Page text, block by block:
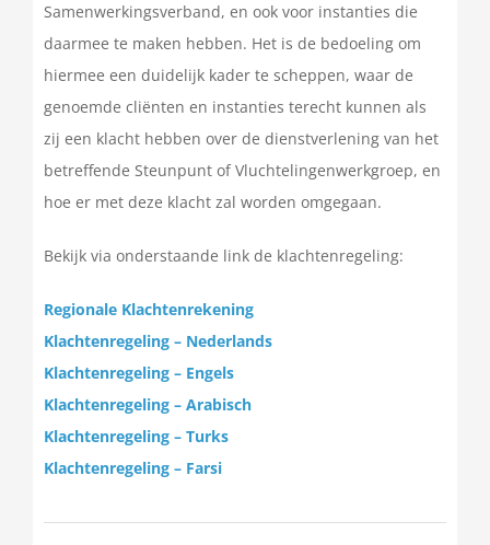
Samenwerkingsverband, en ook voor instanties die
daarmee te maken hebben. Het is de bedoeling om
hiermee een duidelijk kader te scheppen, waar de
genoemde cliënten en instanties terecht kunnen als
zij een klacht hebben over de dienstverlening van het
betreffende Steunpunt of Vluchtelingenwerkgroep, en
hoe er met deze klacht zal worden omgegaan.
Bekijk via onderstaande link de klachtenregeling:
Regionale Klachtenrekening
Klachtenregeling – Nederlands
Klachtenregeling – Engels
Klachtenregeling – Arabisch
Klachtenregeling – Turks
Klachtenregeling – Farsi